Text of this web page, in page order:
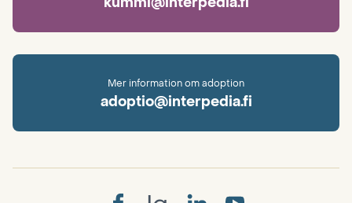
Mer information om adoption
adoptio@interpedia.fi